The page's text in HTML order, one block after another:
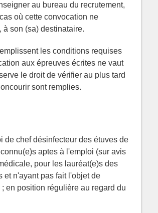
au bureau du recrutement,
où cette convocation ne
son (sa) destinataire.
les conditions requises
aux épreuves écrites ne vaut
le droit de vérifier au plus tard
sont remplies.
de chef désinfecteur des étuves de
aptes à l'emploi (sur avis
pour les lauréat(e)s des
et n'ayant pas fait l'objet de
en position régulière au regard du